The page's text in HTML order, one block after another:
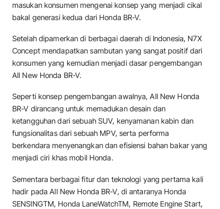
masukan konsumen mengenai konsep yang menjadi cikal
bakal generasi kedua dari Honda BR-V.
Setelah dipamerkan di berbagai daerah di Indonesia, N7X
Concept mendapatkan sambutan yang sangat positif dari
konsumen yang kemudian menjadi dasar pengembangan
All New Honda BR-V.
Seperti konsep pengembangan awalnya, All New Honda
BR-V dirancang untuk memadukan desain dan
ketangguhan dari sebuah SUV, kenyamanan kabin dan
fungsionalitas dari sebuah MPV, serta performa
berkendara menyenangkan dan efisiensi bahan bakar yang
menjadi ciri khas mobil Honda.
Sementara berbagai fitur dan teknologi yang pertama kali
hadir pada All New Honda BR-V, di antaranya Honda
SENSINGTM, Honda LaneWatchTM, Remote Engine Start,